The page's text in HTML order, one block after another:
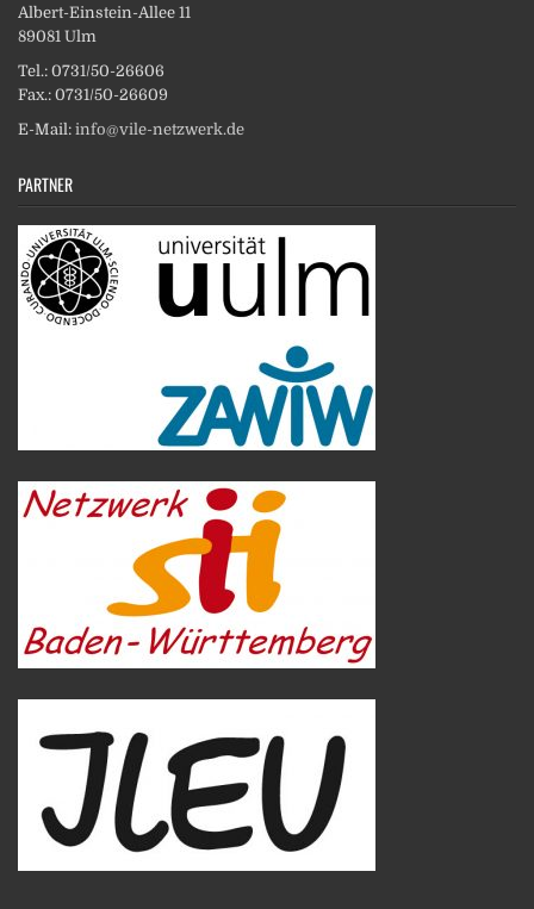
Albert-Einstein-Allee 11
89081 Ulm
Tel.: 0731/50-26606
Fax.: 0731/50-26609
E-Mail: info@vile-netzwerk.de
PARTNER